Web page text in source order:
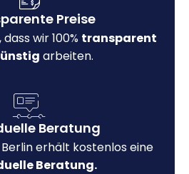
Preise
wir 100% transparent
arbeiten.
Beratung
erhält kostenlos eine
Beratung.